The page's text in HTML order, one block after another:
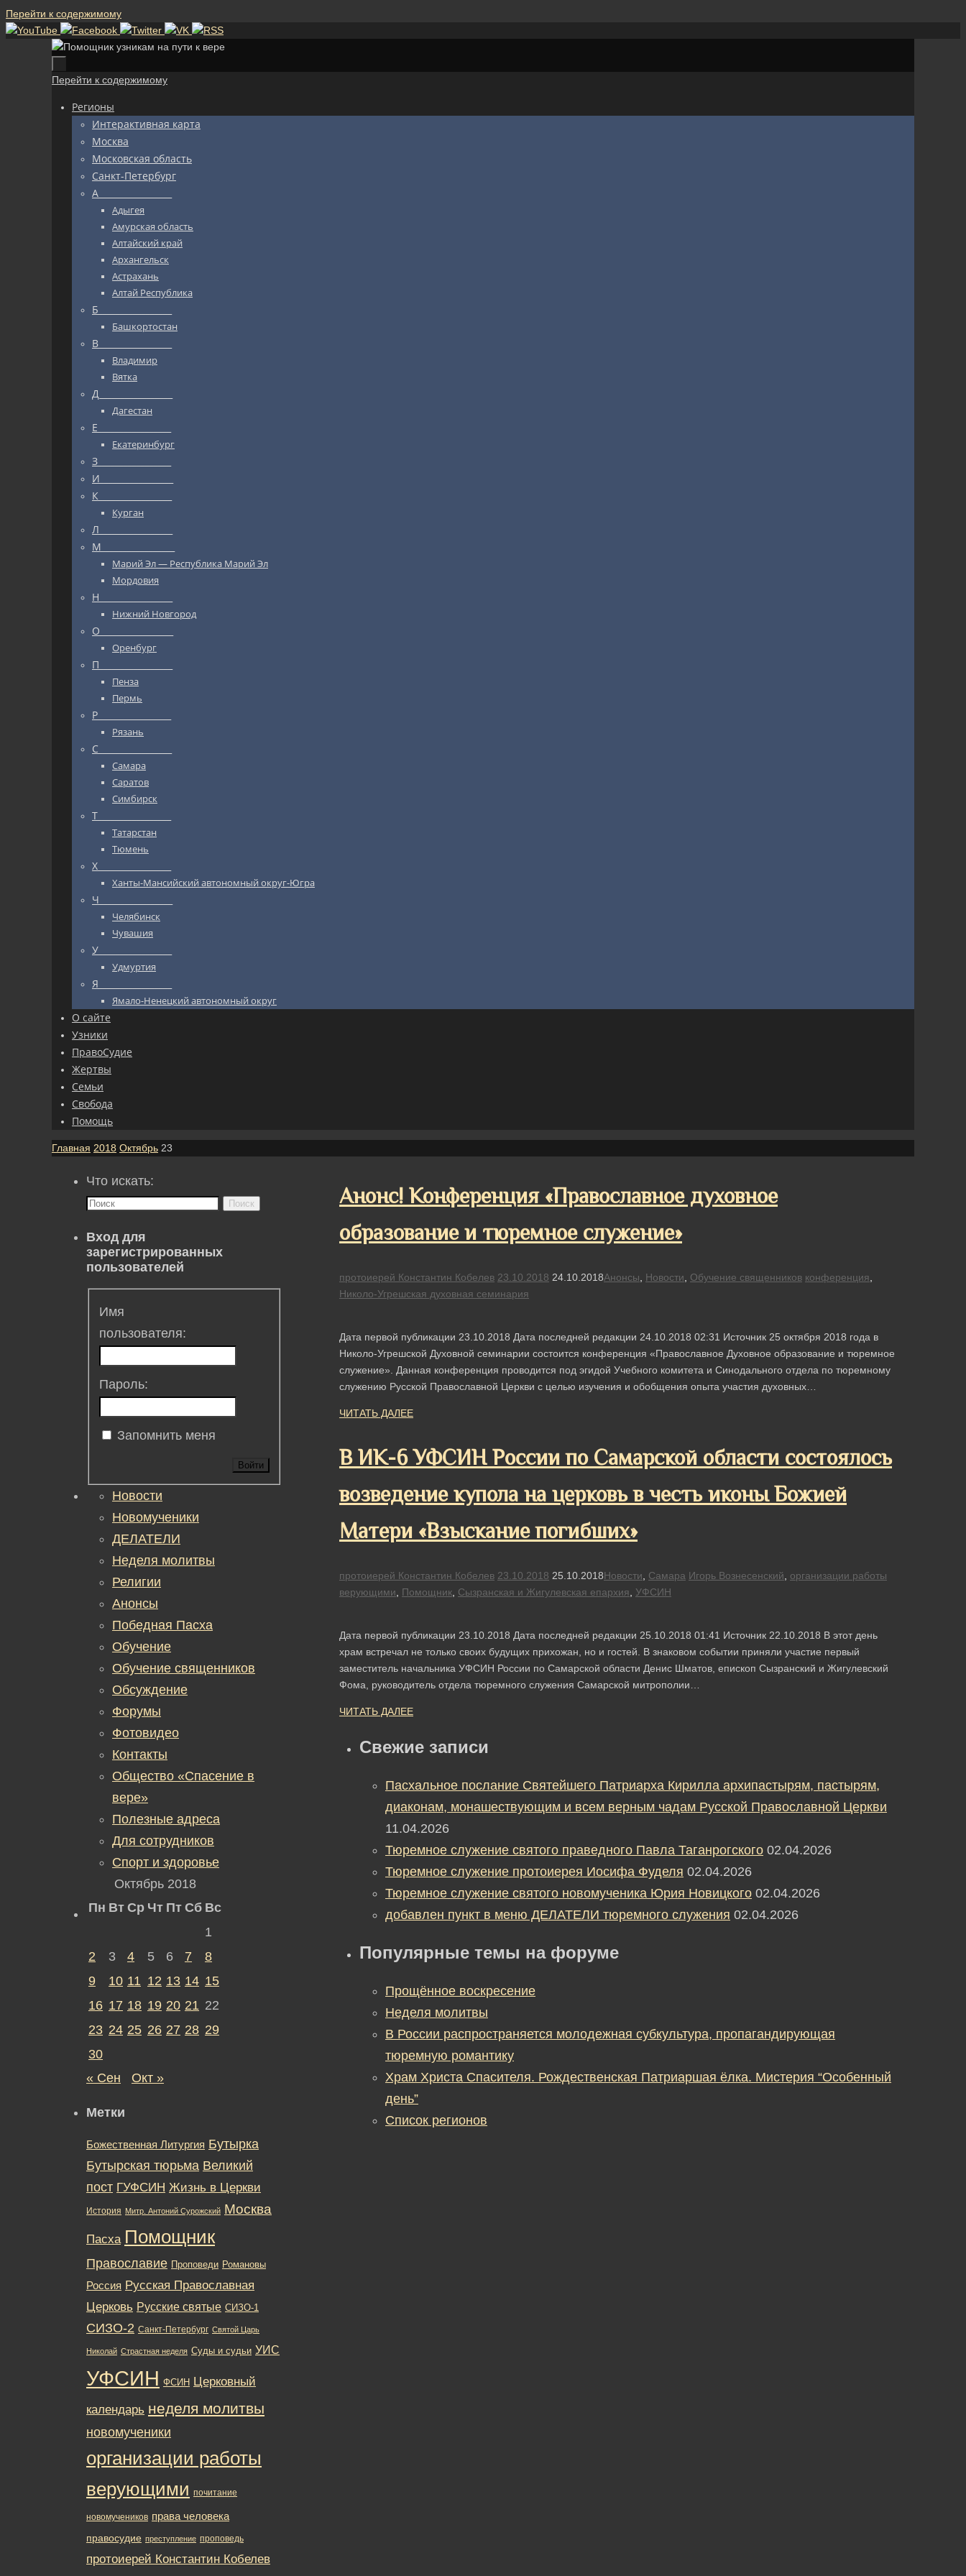
Перейти к содержимому
Перейти к содержимому
Регионы
Интерактивная карта
Москва
Московская область
Санкт-Петербург
А_________________
Адыгея
Амурская область
Алтайский край
Архангельск
Астрахань
Алтай Республика
Б_________________
Башкортостан
В_________________
Владимир
Вятка
Д_________________
Дагестан
Е_________________
Екатеринбург
З_________________
И_________________
К_________________
Курган
Л_________________
М_________________
Марий Эл — Республика Марий Эл
Мордовия
Н_________________
Нижний Новгород
О_________________
Оренбург
П_________________
Пенза
Пермь
Р_________________
Рязань
С_________________
Самара
Саратов
Симбирск
Т_________________
Татарстан
Тюмень
Х_________________
Ханты-Мансийский автономный округ-Югра
Ч_________________
Челябинск
Чувашия
У_________________
Удмуртия
Я_________________
Ямало-Ненецкий автономный округ
О сайте
Узники
ПравоСудие
Жертвы
Семьи
Свобода
Помощь
Главная 2018 Октябрь 23
Анонс! Конференция «Православное духовное
образование и тюремное служение»
протоиерей Константин Кобелев 23.10.2018 24.10.2018Анонсы Новости Обучение священников конференция
Николо-Угрешская духовная семинария
Дата первой публикации 23.10.2018 Дата последней редакции 24.10.2018 02:31 Источник 25 октября 2018 года в
Николо-Угрешской Духовной семинарии состоится конференция «Православное Духовное образование и тюремное
служение». Данная конференция проводится под эгидой Учебного комитета и Синодального отдела по тюремному
служению Русской Православной Церкви с целью изучения и обобщения опыта участия духовных…
ЧИТАТЬ ДАЛЕЕ
В ИК-6 УФСИН России по Самарской области состоялось
возведение купола на церковь в честь иконы Божией
Матери «Взыскание погибших»
протоиерей Константин Кобелев 23.10.2018 25.10.2018Новости Самара Игорь Вознесенский
организации работы
верующими
Помощник Сызранская и Жигулевская епархия УФСИН
Дата первой публикации 23.10.2018 Дата последней редакции 25.10.2018 01:41 Источник 22.10.2018 В этот день
храм встречал не только своих будущих прихожан, но и гостей. В знаковом событии приняли участие первый
заместитель начальника УФСИН России по Самарской области Денис Шматов, епископ Сызранский и Жигулевский
Фома, руководитель отдела тюремного служения Самарской митрополии…
ЧИТАТЬ ДАЛЕЕ
Свежие записи
Пасхальное послание Святейшего Патриарха Кирилла архипастырям, пастырям,
диаконам, монашествующим и всем верным чадам Русской Православной Церкви
11.04.2026
Тюремное служение святого праведного Павла Таганрогского 02.04.2026
Тюремное служение протоиерея Иосифа Фуделя 02.04.2026
Тюремное служение святого новомученика Юрия Новицкого 02.04.2026
добавлен пункт в меню ДЕЛАТЕЛИ тюремного служения 02.04.2026
Популярные темы на форуме
Прощённое воскресение
Неделя молитвы
В России распространяется молодежная субкультура, пропагандирующая
тюремную романтику
Храм Христа Спасителя. Рождественская Патриаршая ёлка. Мистерия “Особенный
день”
Список регионов
Что искать:
Поиск
Вход для
зарегистрированных
пользователей
Имя
пользователя:
Пароль:
Запомнить меня
Войти
Новости
Новомученики
ДЕЛАТЕЛИ
Неделя молитвы
Религии
Анонсы
Победная Пасха
Обучение
Обучение священников
Обсуждение
Форумы
Фотовидео
Контакты
Общество «Спасение в
вере»
Полезные адреса
Для сотрудников
Спорт и здоровье
Октябрь 2018
Пн Вт Ср Чт Пт Сб Вс
1
2
3 4 5 6 7
8
9
10 11 12 13 14 15
16 17 18 19 20 21 22
23 24 25 26 27 28 29
30
« Сен
Окт »
Метки
Божественная Литургия Бутырка
Бутырская тюрьма Великий
пост ГУФСИН Жизнь в Церкви
История Митр. Антоний Сурожский Москва
Пасха Помощник
Православие Проповеди Романовы
Россия Русская Православная
Церковь Русские святые СИЗО-1
СИЗО-2 Санкт-Петербург Святой Царь
Николай Страстная неделя Суды и судьи УИС
УФСИН ФСИН Церковный
календарь неделя молитвы
новомученики
организации работы
верующими почитание
новомучеников права человека
правосудие преступление проповедь
протоиерей Константин Кобелев